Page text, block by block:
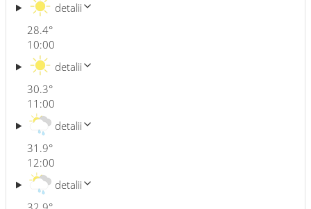
28.4°
detalii
10:00
30.3°
detalii
11:00
31.9°
detalii
12:00
detalii